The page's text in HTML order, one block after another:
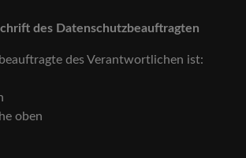
des Datenschutzbeauftragten
des Verantwortlichen ist:
oben